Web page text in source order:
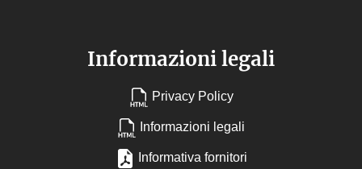
Informazioni legali
Privacy Policy
Informazioni legali
Informativa fornitori